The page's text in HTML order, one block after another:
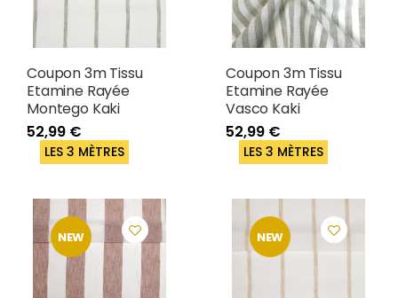
Coupon 3m Tissu
Etamine Rayée
Montego Kaki
52,99 €
LES 3 MÈTRES
Coupon 3m Tissu
Etamine Rayée
Vasco Kaki
52,99 €
LES 3 MÈTRES
NEW NEW